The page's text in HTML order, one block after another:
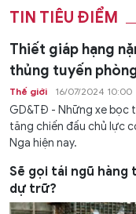
TIN TIÊU ĐIỂM
Thiết giáp hạng
thủng tuyến
Thế giới 16/07/2024 10:00
GD&TĐ - Những xe bọc
tăng chiến đấu chủ lực
Nga hiện nay.
Sẽ gọi tái ngũ hàng
dự trữ?